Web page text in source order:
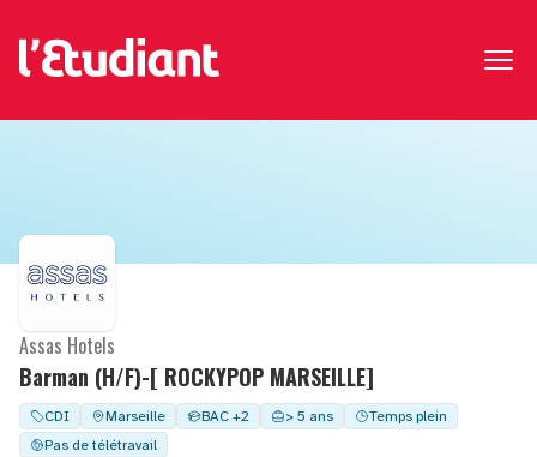
Barman (H/F)-[ ROCKYPOP MARSEILLE]
Assas Hotels
CDI Marseille BAC +2 > 5 ans
Temps plein
Pas de télétravail